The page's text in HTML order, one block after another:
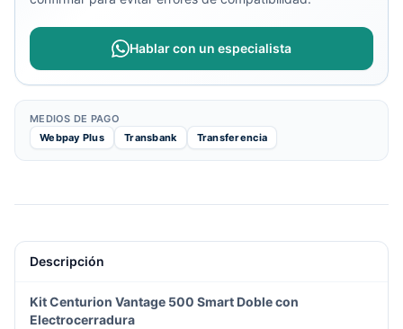
Hablar con un especialista
MEDIOS DE PAGO
Webpay Plus
Transbank Transferencia
Descripción
Kit Centurion Vantage 500 Smart Doble con
Electrocerradura